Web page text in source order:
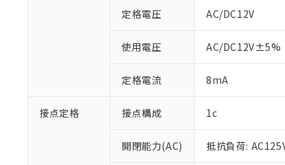
定格電圧 AC/DC12V
使用電圧 AC/DC12V±5%
定格電流 8mA
接点定格 接点構成 1c
開閉能力(AC) 抵抗負荷:対応済み